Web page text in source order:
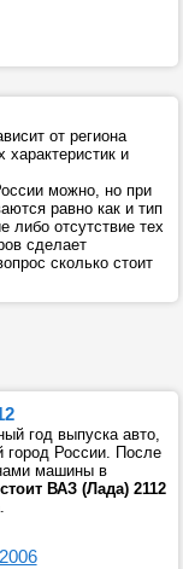
от региона
и
можно, но при
равно как и тип
либо отсутствие тех
сделает
сколько стоит
год выпуска авто,
город России. После
машины в
ВАЗ (Лада) 2112
2006